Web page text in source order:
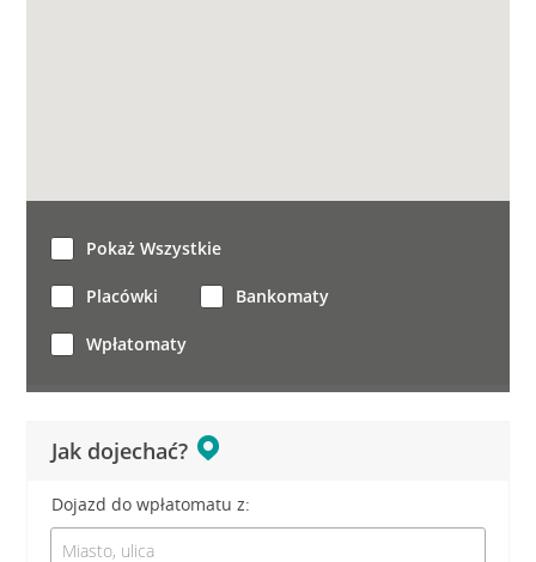
Jak dojechać?
Dojazd do wpłatomatu z:
Pokaż Wszystkie
Placówki Bankomaty
Wpłatomaty